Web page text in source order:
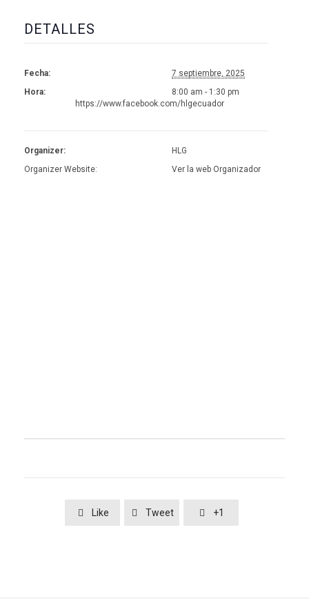
DETALLES
Fecha:
7 septiembre, 2025
Hora:
8:00 am - 1:30 pm
https://www.facebook.com/hlgecuador
Organizer:
HLG
Organizer Website:
Ver la web Organizador
 Like  Tweet  +1